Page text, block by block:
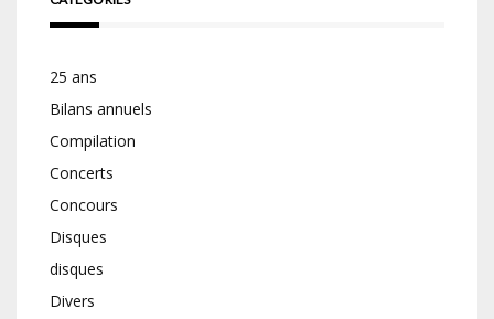
25 ans
Bilans annuels
Compilation
Concerts
Concours
Disques
disques
Divers